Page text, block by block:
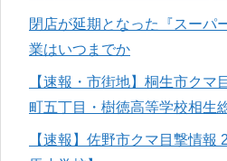
閉店が延期となった『スーパ
業はいつまでか
【速報・市街地】桐生市クマ
町五丁目・樹徳高等学校相生
【速報】佐野市クマ目撃情報